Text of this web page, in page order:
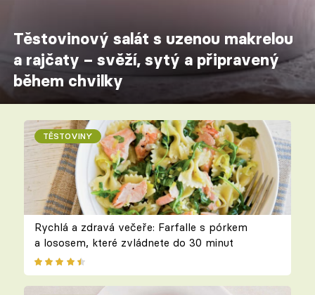
Těstovinový salát s uzenou makrelou
a rajčaty – svěží, sytý a připravený
během chvilky
TĚSTOVINY
Rychlá a zdravá večeře: Farfalle s pórkem
a lososem, které zvládnete do 30 minut